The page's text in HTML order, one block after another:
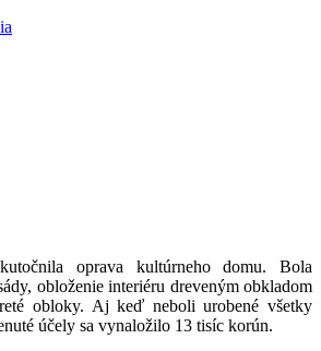
oprava kultúrneho domu. Bola
obloženie interiéru dreveným obkladom
obloky. Aj keď neboli urobené všetky
účely sa vynaložilo 13 tisíc korún.